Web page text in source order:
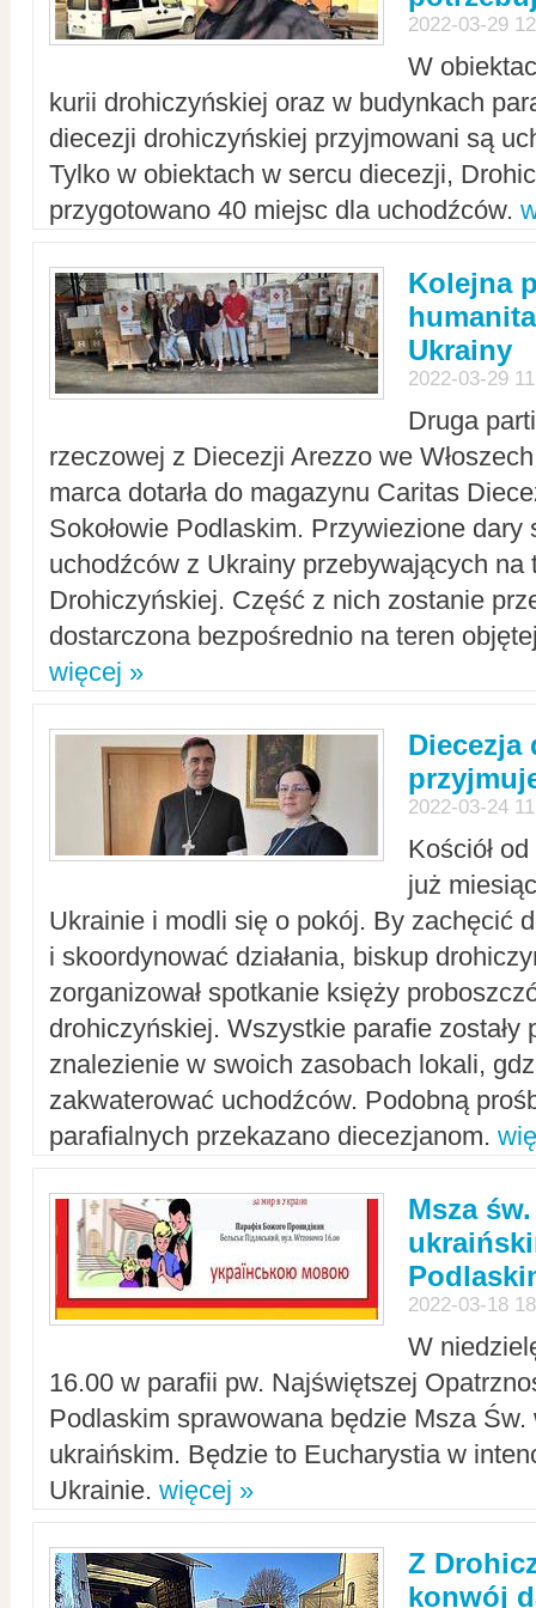
2022-03-29
W
kurii drohiczyńskiej oraz w budynkach
diecezji drohiczyńskiej przyjmowani są
Tylko w obiektach w sercu diecezji,
przygotowano 40 miejsc dla uchodźców.
Kolejna
Ukrainy
2022-03-29
Druga
rzeczowej z Diecezji Arezzo we
marca dotarła do magazynu Caritas
Sokołowie Podlaskim. Przywiezione dary
uchodźców z Ukrainy przebywających na
Drohiczyńskiej. Część z nich zostanie
dostarczona bezpośrednio na teren
więcej »
Diecezja
2022-03-24
Kościół
już
Ukrainie i modli się o pokój. By zachęcić
i skoordynować działania, biskup
zorganizował spotkanie księży
drohiczyńskiej. Wszystkie parafie zostały
znalezienie w swoich zasobach lokali,
zakwaterować uchodźców. Podobną
parafialnych przekazano diecezjanom.
Msza
2022-03-18
W
16.00 w parafii pw. Najświętszej
Podlaskim sprawowana będzie Msza Św.
ukraińskim. Będzie to Eucharystia w
Ukrainie. więcej »
Z
konwój